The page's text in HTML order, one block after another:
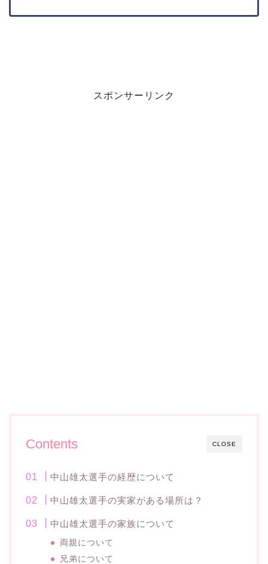
スポンサーリンク
CLOSE
Contents
中山雄太選手の経歴について
中山雄太選手の実家がある場所は？
中山雄太選手の家族について
両親について
兄弟について